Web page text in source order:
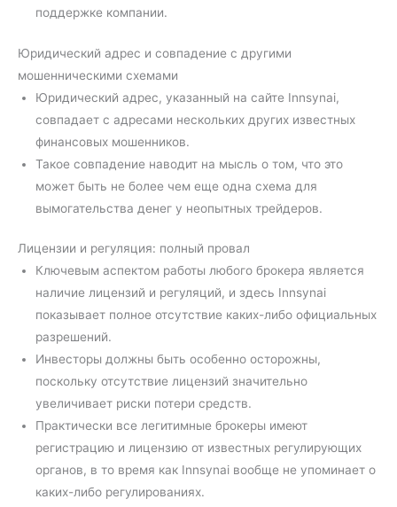
поддержке компании.
Юридический адрес и совпадение с другими
мошенническими схемами
Юридический адрес, указанный на сайте Innsynai,
совпадает с адресами нескольких других известных
финансовых мошенников.
Такое совпадение наводит на мысль о том, что это
может быть не более чем еще одна схема для
вымогательства денег у неопытных трейдеров.
Лицензии и регуляция: полный провал
Ключевым аспектом работы любого брокера является
наличие лицензий и регуляций, и здесь Innsynai
показывает полное отсутствие каких-либо официальных
разрешений.
Инвесторы должны быть особенно осторожны,
поскольку отсутствие лицензий значительно
увеличивает риски потери средств.
Практически все легитимные брокеры имеют
регистрацию и лицензию от известных регулирующих
органов, в то время как Innsynai вообще не упоминает о
каких-либо регулированиях.